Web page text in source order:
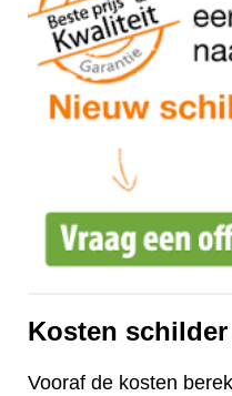
Kosten
Vooraf de kosten